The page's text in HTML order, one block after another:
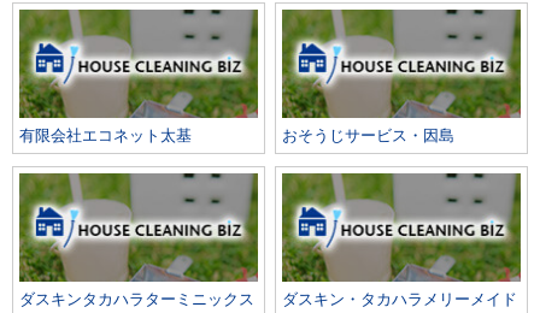
有限会社エコネット太基 おそうじサービス・因島
ダスキンタカハラターミニックス ダスキン・タカハラメリーメイド